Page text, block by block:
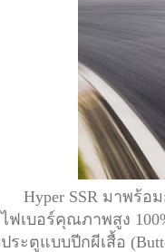
Hyper SSR มาพร้อ
ไฟเบอร์คุณภาพสูง
ประตูแบบปีกผีเสื้อ